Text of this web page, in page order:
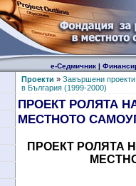
е-Седмичник|
Проекти » Завършени проекти
в България (1999-2000)
ПРОЕКТ РОЛЯТА
МЕСТНОТО
ПРОЕКТ РОЛЯТА